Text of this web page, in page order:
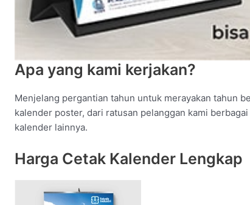
Apa yang kami kerjakan?
Menjelang pergantian tahun untuk merayakan tahun
kalender poster, dari ratusan pelanggan kami
kalender lainnya.
Harga Cetak Kalender Lengkap